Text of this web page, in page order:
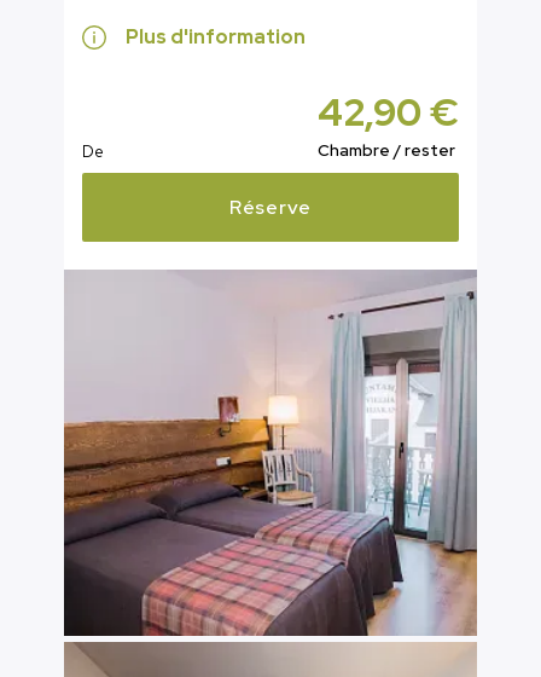
Plus d'information
De
42,90 €
Chambre / rester
Réserve